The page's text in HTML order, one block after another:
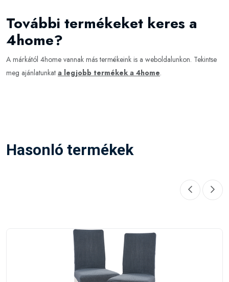
További termékeket keres a
4home?
A márkától 4home vannak más termékeink is a weboldalunkon. Tekintse
meg ajánlatunkat a legjobb termékek a 4home.
Hasonló termékek